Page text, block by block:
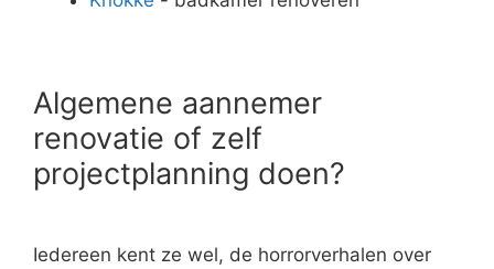
Algemene aannemer
renovatie of zelf
projectplanning doen?
Iedereen kent ze wel, de horrorverhalen over